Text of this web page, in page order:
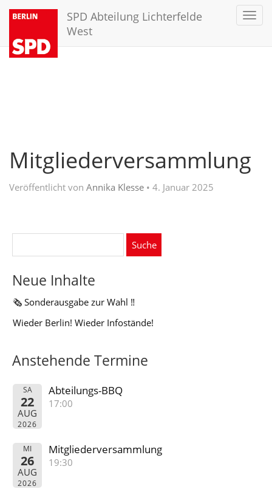
SPD Abteilung Lichterfelde
West
Mitgliederversammlung
Veröffentlicht von Annika Klesse • 4. Januar 2025
Neue Inhalte
🗞️ Sonderausgabe zur Wahl ‼️
Wieder Berlin! Wieder Infostände!
Anstehende Termine
SA
22
AUG
2026
Abteilungs-BBQ
17:00
MI
26
AUG
2026
Mitgliederversammlung
19:30